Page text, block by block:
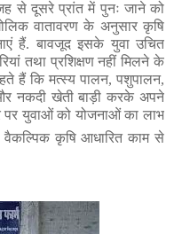
से दूसरे प्रांत में पुनः जाने को
वातावरण के अनुसार कृषि
हैं. बावजूद इसके युवा उचित
तथा प्रशिक्षण नहीं मिलने के
हैं कि मत्स्य पालन, पशुपालन,
नकदी खेती बाड़ी करके अपने
पर युवाओं को योजनाओं का लाभ
वैकल्पिक कृषि आधारित काम से